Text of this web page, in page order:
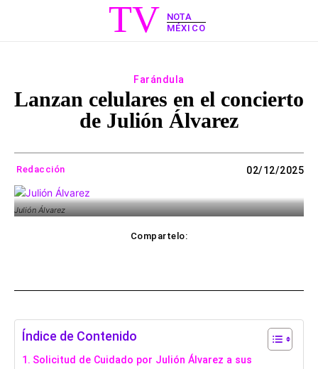
TV
NOTA
MÉXICO
Farándula
Lanzan celulares en el concierto
de Julión Álvarez
Redacción 02/12/2025
Julión Álvarez
Compartelo:
Índice de Contenido
Solicitud de Cuidado por Julión Álvarez a sus